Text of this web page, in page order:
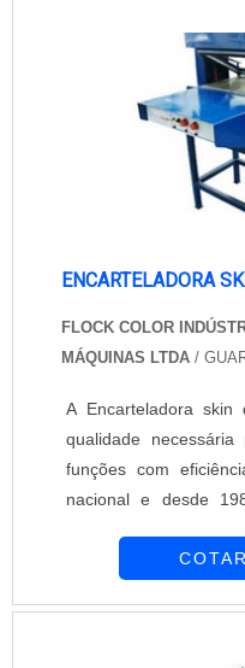
de qualidade e um
empresa é a
segurança e o
campo de futebol.
Indústrias; Escolas. Os modelos de tela para
ENCARTELADORA
FLOCK COLOR
MÁQUINAS LTDA /
A Encarteladora
qualidade
funções com
nacional e desde
compressores. Está
Antônia, 208 no